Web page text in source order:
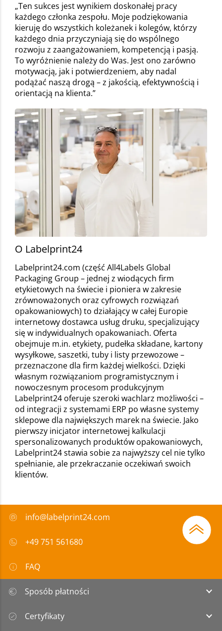
„Ten sukces jest wynikiem doskonałej pracy
każdego członka zespołu. Moje podziękowania
kieruję do wszystkich koleżanek i kolegów, którzy
każdego dnia przyczyniają się do wspólnego
rozwoju z zaangażowaniem, kompetencją i pasją.
To wyróżnienie należy do Was. Jest ono zarówno
motywacją, jak i potwierdzeniem, aby nadal
podążać naszą drogą – z jakością, efektywnością i
orientacją na klienta.”
O Labelprint24
Labelprint24.com (część All4Labels Global
Packaging Group – jednej z wiodących firm
etykietowych na świecie i pioniera w zakresie
zrównoważonych oraz cyfrowych rozwiązań
opakowaniowych) to działający w całej Europie
internetowy dostawca usług druku, specjalizujący
się w indywidualnych opakowaniach. Oferta
obejmuje m.in. etykiety, pudełka składane, kartony
wysyłkowe, saszetki, tuby i listy przewozowe –
przeznaczone dla firm każdej wielkości. Dzięki
własnym rozwiązaniom programistycznym i
nowoczesnym procesom produkcyjnym
Labelprint24 oferuje szeroki wachlarz możliwości –
od integracji z systemami ERP po własne systemy
sklepowe dla największych marek na świecie. Jako
pierwszy inicjator internetowej kalkulacji
spersonalizowanych produktów opakowaniowych,
Labelprint24 stawia sobie za najwyższy cel nie tylko
spełnianie, ale przekraczanie oczekiwań swoich
klientów.
info@labelprint24.com
+49 751 561680
FAQ
Sposób płatności
Certyfikaty